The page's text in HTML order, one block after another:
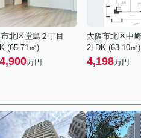
北区堂島２丁目
(65.71㎡)
4,900万円
大阪市北区中
2LDK (63.10㎡)
4,198万円